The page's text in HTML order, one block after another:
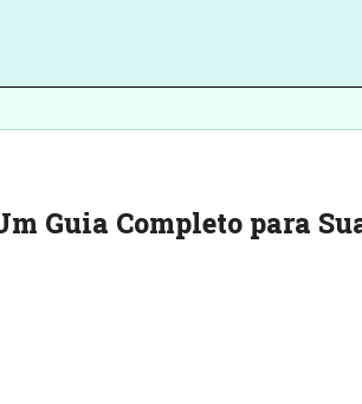
Guia Completo para